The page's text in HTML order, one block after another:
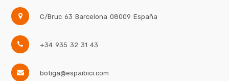
C/Bruc 63 Barcelona 08009 España
+34 935 32 31 43
botiga@espaibici.com